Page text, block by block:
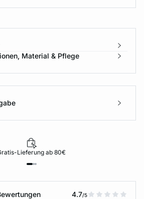
Material & Pflege
Lieferung ab 80€
4.7/5